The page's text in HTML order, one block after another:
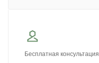
Бесплатная консультация